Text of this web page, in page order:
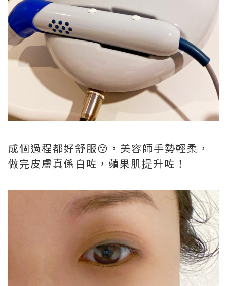
成個過程都好舒服😚，美容師手勢輕柔，
做完皮膚真係白咗，蘋果肌提升咗！